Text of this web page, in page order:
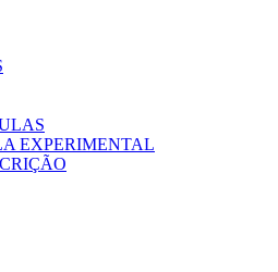
EXPERIMENTAL